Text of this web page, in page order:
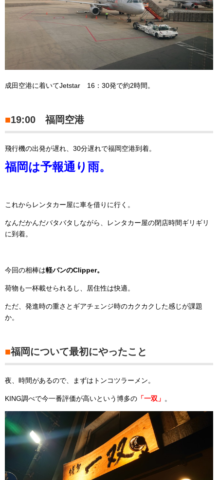
成田空港に着いてJetstar 16：30発で約2時間。
■19:00 福岡空港
飛行機の出発が遅れ、30分遅れで福岡空港到着。
福岡は予報通り雨。
これからレンタカー屋に車を借りに行く。
なんだかんだバタバタしながら、レンタカー屋の閉店時間ギリギリ
に到着。
今回の相棒は軽バンのClipper。
荷物も一杯載せられるし、居住性は快適。
ただ、発進時の重さとギアチェンジ時のカクカクした感じが課題
か。
■福岡について最初にやったこと
夜、時間があるので、まずはトンコツラーメン。
KING調べで今一番評価が高いという博多の 「一双」 。